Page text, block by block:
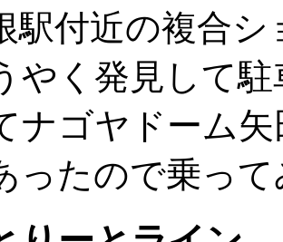
駅付近の複合
やく発見して
ナゴヤドーム
ったので乗っ